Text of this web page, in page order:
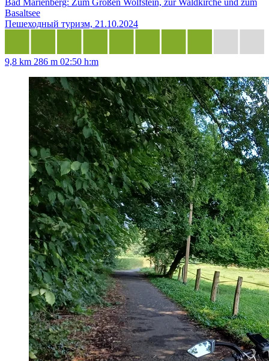
Bad Marienberg: Zum Großen Wolfstein, zur Waldkirche und zum
Basaltsee
Пешеходный туризм, 21.10.2024
9,8 km 286 m 02:50 h:m